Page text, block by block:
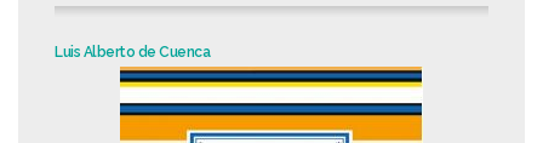
Luis Alberto de Cuenca